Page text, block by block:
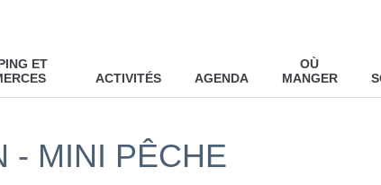
ET
ACTIVITÉS AGENDA
OÙ
MANGER
- MINI PÊCHE